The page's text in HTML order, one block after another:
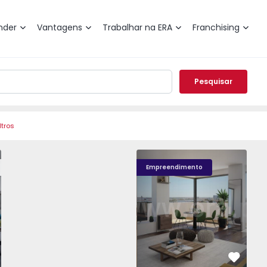
Vantagens Trabalhar na ERA Franchising
Pesquisar
Aliados - 1574582 - 18
T2 Porto, Aliados - 1574582 - 4
Apartamento T2 Porto, Aliados - 1574582 - 1
Apartamento T2 Porto, Aliados - 1574582 - 2
Apartamento T2 Porto, Aliados -
Apartamento T2 Porto,
Apartamento
Empreendimento
Favorito